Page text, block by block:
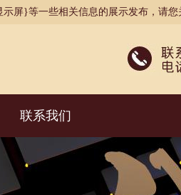
屏}等一些相关信息的展示发布，请您
联系我们